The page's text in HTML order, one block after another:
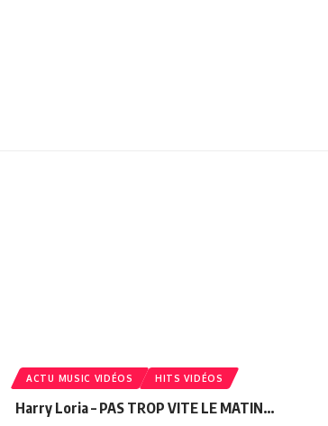
ACTU MUSIC VIDÉOS HITS VIDÉOS
Harry Loria – PAS TROP VITE LE MATIN…